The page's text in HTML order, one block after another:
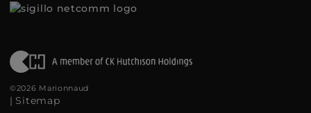
©2026 Marionnaud
| Sitemap